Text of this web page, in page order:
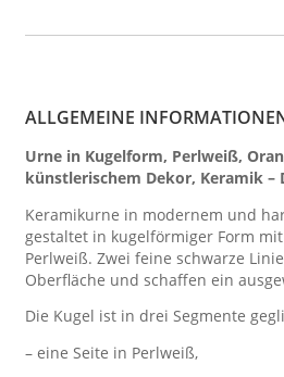
ALLGEMEINE
Urne in Kugelform, Perlweiß,
künstlerischem Dekor, Keramik –
Keramikurne in modernem und
gestaltet in kugelförmiger Form
Perlweiß. Zwei feine schwarze
Oberfläche und schaffen ein
Die Kugel ist in drei Segmente
– eine Seite in Perlweiß,